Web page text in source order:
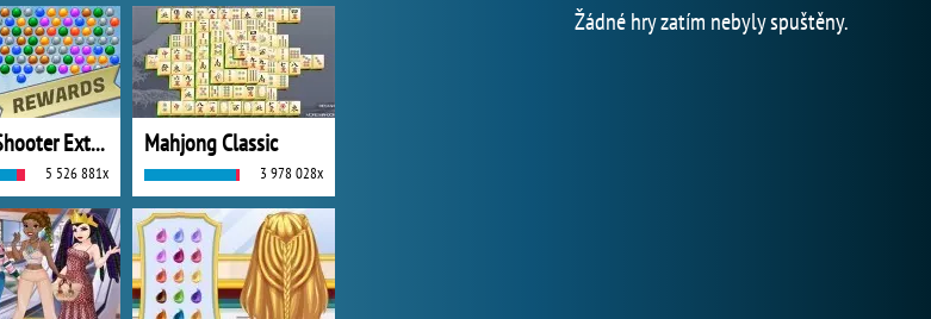
Bubble Shooter Extreme
5 526 881x
Mahjong Classic
3 978 028x
Žádné hry zatím nebyly spuštěny.